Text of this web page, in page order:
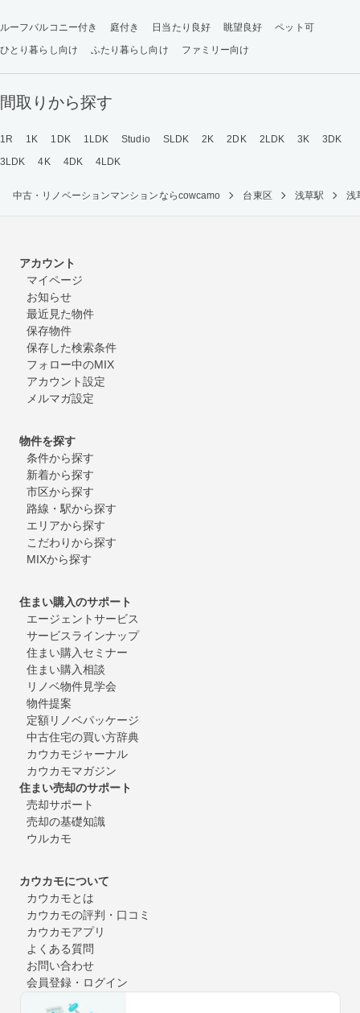
ルーフバルコニー付き 庭付き 日当たり良好 眺望良好
ペット可
ひとり暮らし向け
ふたり暮らし向け ファミリー向け
間取りから探す
1R 1K 1DK 1LDK Studio SLDK 2K 2DK 2LDK 3K
3DK
3LDK
4K 4DK 4LDK
中古・リノベーションマンションならcowcamo 台東区 浅草駅 浅
アカウント
マイページ
お知らせ
最近見た物件
保存物件
保存した検索条件
フォロー中のMIX
アカウント設定
メルマガ設定
物件を探す
条件から探す
新着から探す
市区から探す
路線・駅から探す
エリアから探す
こだわりから探す
MIXから探す
住まい購入のサポート
エージェントサービス
サービスラインナップ
住まい購入セミナー
住まい購入相談
リノベ物件見学会
物件提案
定額リノベパッケージ
中古住宅の買い方辞典
カウカモジャーナル
カウカモマガジン
住まい売却のサポート
売却サポート
売却の基礎知識
ウルカモ
カウカモについて
カウカモとは
カウカモの評判・口コミ
カウカモアプリ
よくある質問
お問い合わせ
会員登録・ログイン